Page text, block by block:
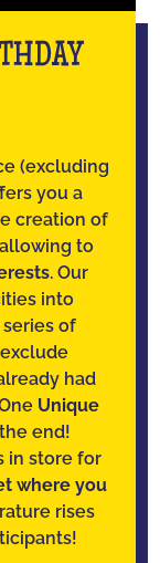
(excluding
you a
creation of
to
. Our
into
of
had
Unique
end!
in store for
where you
rises